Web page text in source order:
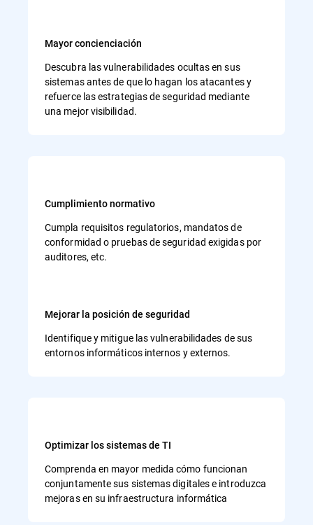
Mayor concienciación
Descubra las vulnerabilidades ocultas en sus
sistemas antes de que lo hagan los atacantes y
refuerce las estrategias de seguridad mediante
una mejor visibilidad.
Cumplimiento normativo
Cumpla requisitos regulatorios, mandatos de
conformidad o pruebas de seguridad exigidas por
auditores, etc.
Mejorar la posición de seguridad
Identifique y mitigue las vulnerabilidades de sus
entornos informáticos internos y externos.
Optimizar los sistemas de TI
Comprenda en mayor medida cómo funcionan
conjuntamente sus sistemas digitales e introduzca
mejoras en su infraestructura informática